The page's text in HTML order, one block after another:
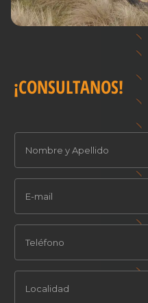
¡CONSULTANOS!